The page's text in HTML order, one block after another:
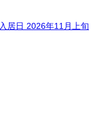
入居日 2026年11月上旬